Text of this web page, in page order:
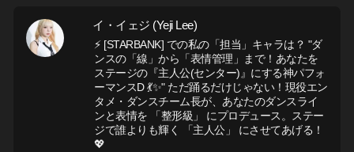
イ・イェジ (Yeji Lee)
⚡ [STARBANK] での私の「担当」キャラは？ "ダ
ンスの「線」から「表情管理」まで！あなたを
ステージの『主人公(センター)』にする神パフォ
ーマンスD 💃✨" ただ踊るだけじゃない！現役エン
タメ・ダンスチーム長が、あなたのダンスライ
ンと表情を 「整形級」 にプロデュース。ステー
ジで誰よりも輝く 「主人公」 にさせてあげる！
💖